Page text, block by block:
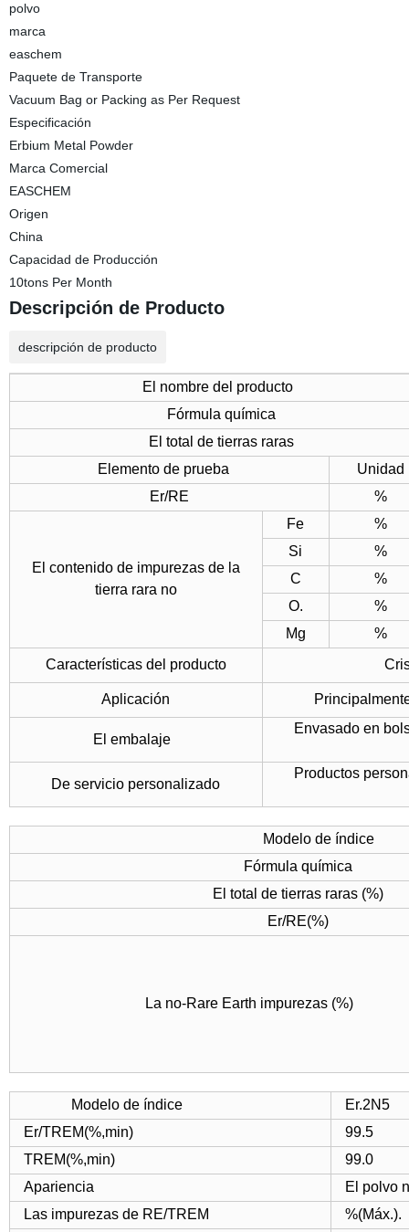
polvo
marca
easchem
Paquete de Transporte
Vacuum Bag or Packing as Per Request
Especificación
Erbium Metal Powder
Marca Comercial
EASCHEM
Origen
China
Capacidad de Producción
10tons Per Month
Descripción de Producto
descripción de producto
El nombre del producto
Fórmula química
El total de tierras raras
Elemento de prueba
Unidad
Er/RE
%
El contenido de impurezas de la
tierra rara no
Fe
%
Si
%
C
%
O.
%
Mg
%
Características del producto
Aplicación
El embalaje
Envasado en
De servicio personalizado
Productos
Modelo de índice
Fórmula química
El total de tierras raras (%)
Er/RE(%)
La no-Rare Earth impurezas (%)
Modelo de índice
Er.2N5
Er/TREM(%,min)
99.5
TREM(%,min)
99.0
Apariencia
El polvo
Las impurezas de RE/TREM
%(Máx.).